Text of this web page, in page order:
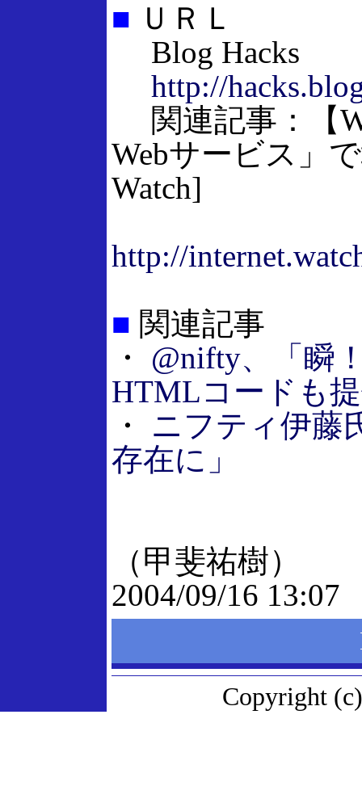
■ ＵＲＬ
Blog Hacks
http://
関連記事：【
Webサービス」
Watch]
http://
■ 関連記事
・ @nifty、「瞬
HTMLコードも
・ ニフティ伊藤
存在に」
（甲斐祐樹）
2004/09/16 13:07
Copyright